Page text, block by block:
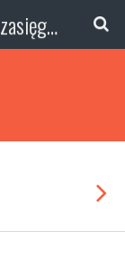
gsm.biz.pl - informacje, sieci, zasięg technologie